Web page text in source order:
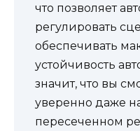
что позволяет
регулировать
обеспечивать
устойчивость
значит, что вы
уверенно даже
пересеченном